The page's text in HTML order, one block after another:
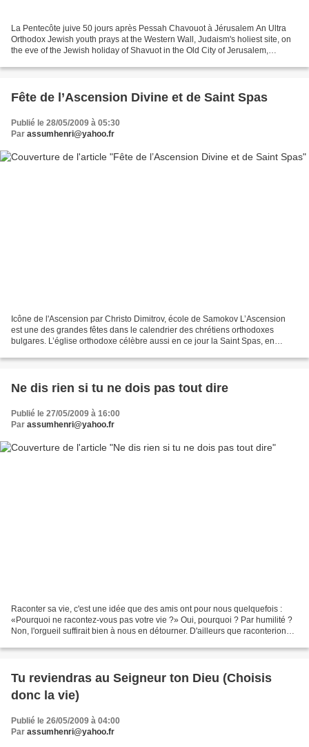
La Pentecôte juive 50 jours après Pessah Chavouot à Jérusalem An Ultra
Orthodox Jewish youth prays at the Western Wall, Judaism's holiest site, on
the eve of the Jewish holiday of Shavuot in the Old City of Jerusalem,
Fête de l’Ascension Divine et de Saint Spas
Publié le 28/05/2009 à 05:30
Par assumhenri@yahoo.fr
Icône de l'Ascension par Christo Dimitrov, école de Samokov L’Ascension
est une des grandes fêtes dans le calendrier des chrétiens orthodoxes
bulgares. L’église orthodoxe célèbre aussi en ce jour la Saint Spas, en
Ne dis rien si tu ne dois pas tout dire
Publié le 27/05/2009 à 16:00
Par assumhenri@yahoo.fr
Raconter sa vie, c'est une idée que des amis ont pour nous quelquefois :
«Pourquoi ne racontez-vous pas votre vie ?» Oui, pourquoi ? Par humilité ?
Non, l'orgueil suffirait bien à nous en détourner. D'ailleurs que raconterions-
Tu reviendras au Seigneur ton Dieu (Choisis
donc la vie)
Publié le 26/05/2009 à 04:00
Par assumhenri@yahoo.fr